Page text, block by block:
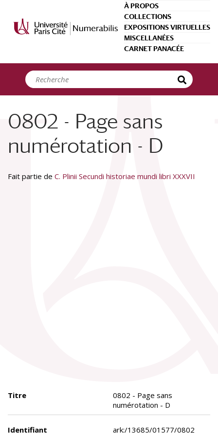
À PROPOS
COLLECTIONS
EXPOSITIONS VIRTUELLES
MISCELLANÉES
CARNET PANACÉE
0802 - Page sans
numérotation - D
Fait partie de C. Plinii Secundi historiae mundi libri XXXVII
Titre
0802 - Page sans
numérotation - D
Identifiant ark:/13685/01577/0802